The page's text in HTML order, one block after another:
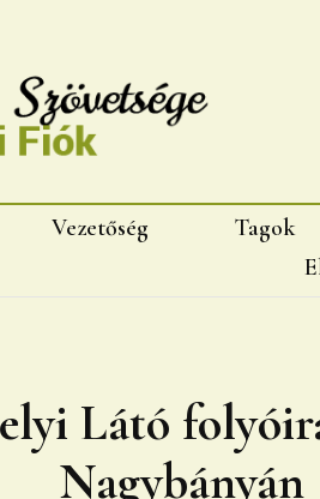
Vezetőség Tagok
Látó
Nagybányán